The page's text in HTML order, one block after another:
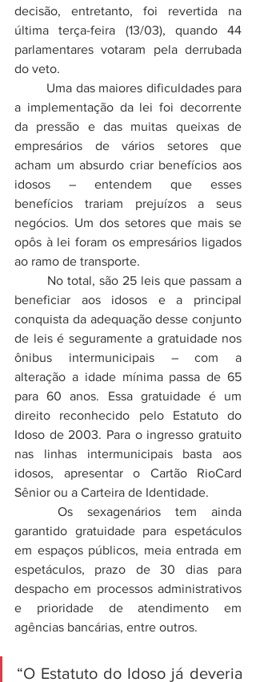
decisão, entretanto, foi revertida na
última terça-feira (13/03), quando 44
parlamentares votaram pela derrubada
do veto.
a implementação da lei foi decorrente
da pressão e das muitas queixas de
empresários de vários setores que
acham um absurdo criar benefícios aos
idosos – entendem que esses
benefícios trariam prejuízos a seus
negócios. Um dos setores que mais se
opôs à lei foram os empresários ligados
ao ramo de transporte.
beneficiar aos idosos e a principal
conquista da adequação desse conjunto
de leis é seguramente a gratuidade nos
ônibus intermunicipais – com a
alteração a idade mínima passa de 65
para 60 anos. Essa gratuidade é um
direito reconhecido pelo Estatuto do
Idoso de 2003. Para o ingresso gratuito
nas linhas intermunicipais basta aos
idosos, apresentar o Cartão RioCard
Sênior ou a Carteira de Identidade.
garantido gratuidade para espetáculos
em espaços públicos, meia entrada em
espetáculos, prazo de 30 dias para
despacho em processos administrativos
e prioridade de atendimento em
agências bancárias, entre outros.
“O Estatuto do Idoso já deveria